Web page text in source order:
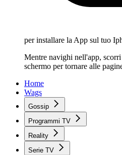
per installare la App sul tuo
Mentre navighi nell'app,
schermo per tornare alle
Home
Wags
Gossip
Programmi TV
Reality
Serie TV